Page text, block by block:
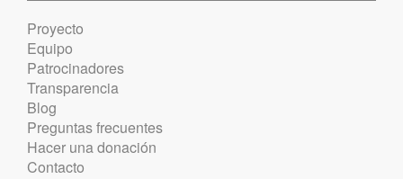
Proyecto
Equipo
Patrocinadores
Transparencia
Blog
Preguntas frecuentes
Hacer una donación
Contacto